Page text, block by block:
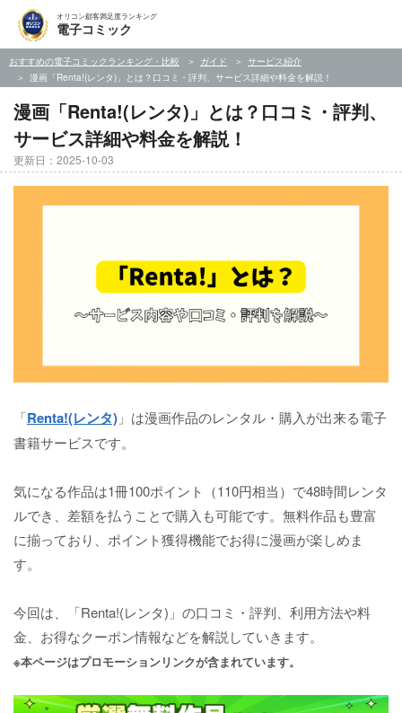
オリコン顧客満足度ランキング
電子コミック
おすすめの電子コミックランキング・比較 ガイド
サービス紹介
漫画「Renta!(レンタ)」とは？口コミ・評判、サービス詳細や料金を解説！
漫画「Renta!(レンタ)」とは？口コミ・評判、
サービス詳細や料金を解説！
更新日：2025-10-03
「Renta!(レンタ) 」は漫画作品のレンタル・購入が出来る電子
書籍サービスです。
気になる作品は1冊100ポイント（110円相当）で48時間レンタ
ルでき、差額を払うことで購入も可能です。無料作品も豊富
に揃っており、ポイント獲得機能でお得に漫画が楽しめま
す。
今回は、「Renta!(レンタ)」の口コミ・評判、利用方法や料
金、お得なクーポン情報などを解説していきます。
※本ページはプロモーションリンクが含まれています。